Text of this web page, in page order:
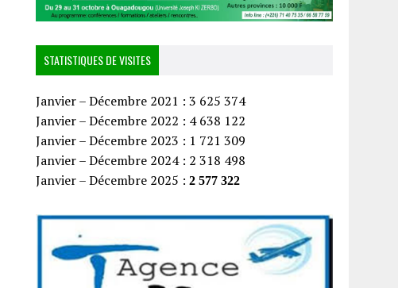
STATISTIQUES DE VISITES
Janvier – Décembre 2021 : 3 625 374
Janvier – Décembre 2022 : 4 638 122
Janvier – Décembre 2023 : 1 721 309
Janvier – Décembre 2024 : 2 318 498
Janvier – Décembre 2025 :2 577 322